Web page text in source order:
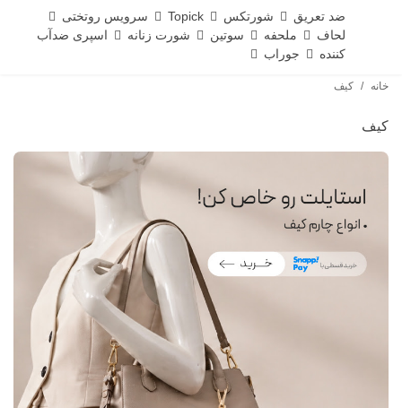
ضد تعریق شورتکس Topick
سرویس روتختی
لحاف
ملحفه سوتین شورت زنانه
اسپری ضدآب
کننده
جوراب
خانه / کیف
کیف